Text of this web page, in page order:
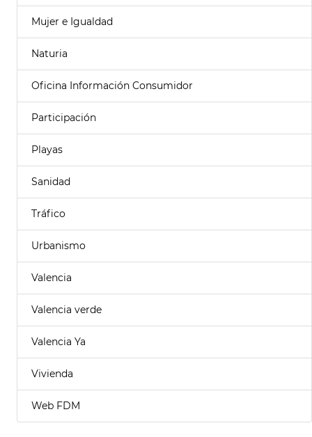
Mujer e Igualdad
Naturia
Oficina Información Consumidor
Participación
Playas
Sanidad
Tráfico
Urbanismo
Valencia
Valencia verde
Valencia Ya
Vivienda
Web FDM